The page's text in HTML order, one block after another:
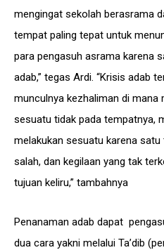
mengingat sekolah berasrama
tempat paling tepat untuk
para pengasuh asrama karena
adab,” tegas Ardi. “Krisis adab
munculnya kezhaliman di mana
sesuatu tidak pada tempatnya,
melakukan sesuatu karena
salah, dan kegilaan yang tak
tujuan keliru,” tambahnya
Penanaman adab dapat
dua cara yakni melalui Ta’dib